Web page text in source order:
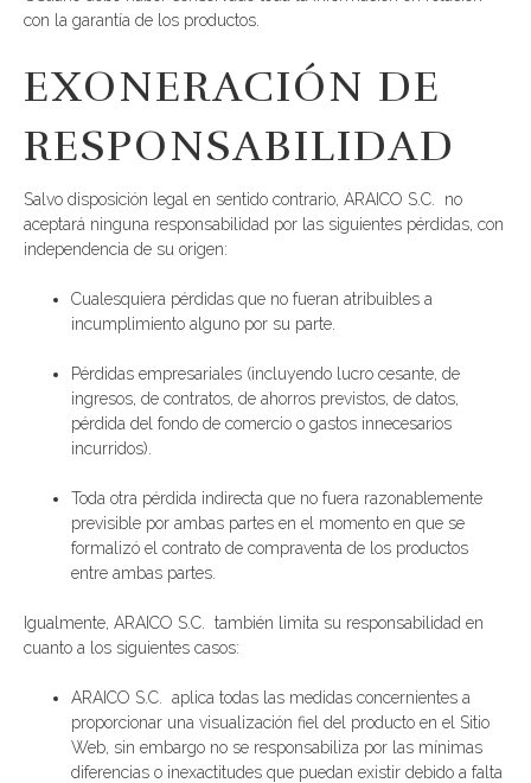
con la garantía de los productos.
EXONERACIÓN DE
RESPONSABILIDAD
Salvo disposición legal en sentido contrario, ARAICO S.C. no
aceptará ninguna responsabilidad por las siguientes pérdidas, con
independencia de su origen:
Cualesquiera pérdidas que no fueran atribuibles a
incumplimiento alguno por su parte.
Pérdidas empresariales (incluyendo lucro cesante, de
ingresos, de contratos, de ahorros previstos, de datos,
pérdida del fondo de comercio o gastos innecesarios
incurridos).
Toda otra pérdida indirecta que no fuera razonablemente
previsible por ambas partes en el momento en que se
formalizó el contrato de compraventa de los productos
entre ambas partes.
Igualmente, ARAICO S.C. también limita su responsabilidad en
cuanto a los siguientes casos:
ARAICO S.C. aplica todas las medidas concernientes a
proporcionar una visualización fiel del producto en el Sitio
Web, sin embargo no se responsabiliza por las mínimas
diferencias o inexactitudes que puedan existir debido a falta